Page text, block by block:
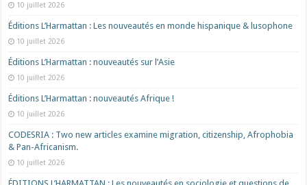
10 juillet 2026
Éditions L’Harmattan : Les nouveautés en monde hispanique & lusophone
10 juillet 2026
Éditions L’Harmattan : nouveautés sur l’Asie
10 juillet 2026
Éditions L’Harmattan : nouveautés Afrique !​
10 juillet 2026
CODESRIA : Two new articles examine migration, citizenship, Afrophobia
& Pan-Africanism.
10 juillet 2026